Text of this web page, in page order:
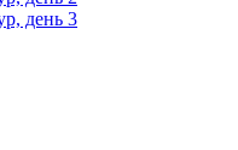
день 3